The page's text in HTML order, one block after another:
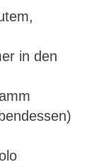
in den